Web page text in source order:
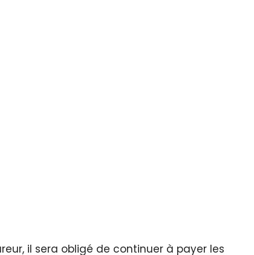
il sera obligé de continuer à payer les